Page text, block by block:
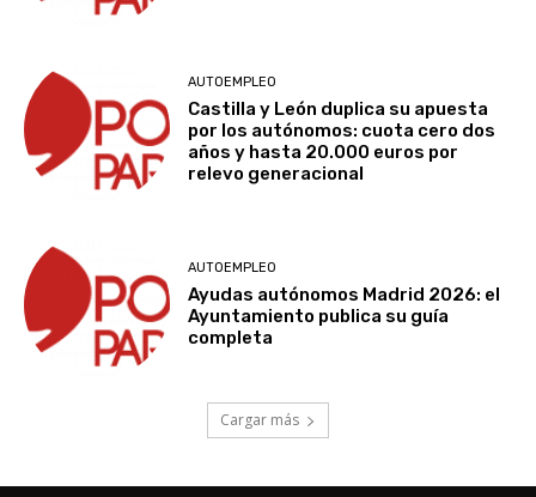
AUTOEMPLEO
Castilla y León duplica su apuesta
por los autónomos: cuota cero dos
años y hasta 20.000 euros por
relevo generacional
AUTOEMPLEO
Ayudas autónomos Madrid 2026: el
Ayuntamiento publica su guía
completa
Cargar más